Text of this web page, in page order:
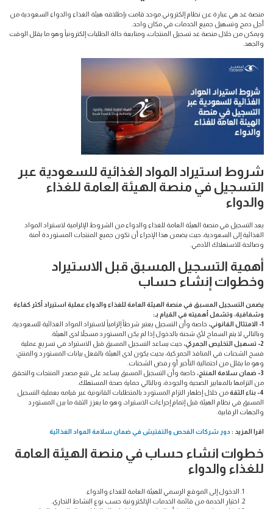
منصة غد هي عبارة عن نظام إلكتروني موحد قامت بإطلاقه هيئة الغذاء والدواء السعودية من
أجل دمج وتسهيل جميع الخدمات في مكان واحد.
ويمكن من خلال منصة غد تسجيل المنتجات، ومتابعة حالة الطلبات إلكترونياً وهو ما يقلل الوقت
والجهد.
شروط استيراد المواد الغذائية للسعودية عبر
التسجيل في منصة الهيئة العامة للغذاء
والدواء
يعد التسجيل في منصة الهيئة العامة للغذاء والدواء من الشروط الإلزامية لاستيراد المواد
الغذائية إلى السعودية، حيث يضمن هذا الإجراء أن تكون جميع المنتجات المستوردة آمنة
وصالحة للاستهلاك الآدمي.
أهمية التسجيل المسبق قبل الاستيراد
وخطوات إنشاء حساب
يضمن التسجيل المسبق في منصة الهيئة العامة للغذاء والدواء عملية استيراد أكثر كفاءة
وشفافية، وتشمل أهميته في القيام بـ:
خاصة وأن التسجيل يعتبر شرطاً إلزامياً لاستيراد المواد الغذائية للسعودية،
وبالتالي لا يتم السماح لأي شحنة بالدخول إذا لم يكن المستورد مسجلاً لدى الهيئة.
حيث يساعد التسجيل المسبق قبل الاستيراد في تسريع عملية
فسح الشحنات في المنافذ الجمركية، بحيث يكون لدى الهيئة بالفعل بيانات المستورد والمنتج،
وهو ما يقلل من احتمالية التأخير أو رفض الشحنات.
خاصة وأن التسجيل المسبق يساعد على تتبع مصدر المنتجات والتحقق
من التزامها بالمعايير الصحية والجودة، وبالتالي حماية صحة المستهلك.
من خلال إظهار التزام المستورد بالمتطلبات القانونية عبر قيامه بعملية التسجيل
المسبق في نظام الهيئة قبل إتمام إجراءات الاستيراد، وهو ما يعزز الثقة ما بين المستورد
والجهات الرقابية.
اقرا المزيد :دور شركات الفحص والتفتيش في ضمان سلامة المواد الغذائية
خطوات انشاء حساب في منصة الهيئة العامة
للغذاء والدواء
الدخول إلى الموقع الرسمي للهيئة العامة للغذاء والدواء.
اختيار الخدمة من قائمة الخدمات الإلكترونية حسب نوع النشاط التجاري.